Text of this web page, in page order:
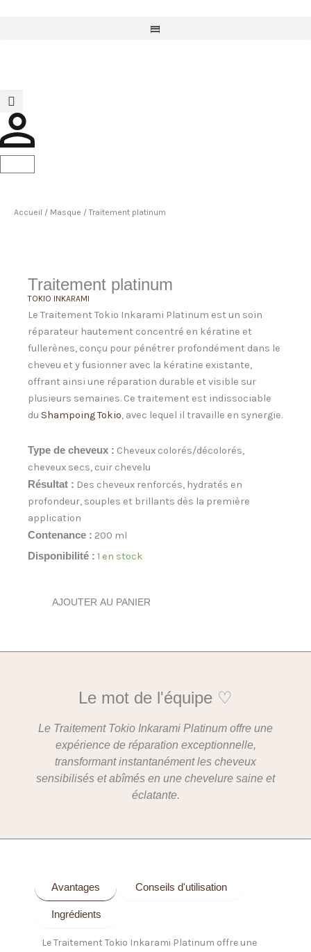
l
l
l
Accueil / Masque / Traitement platinum
Traitement platinum
TOKIO INKARAMI
Le Traitement Tokio Inkarami Platinum est un soin
réparateur hautement concentré en kératine et
fullerènes, conçu pour pénétrer profondément dans le
cheveu et y fusionner avec la kératine existante,
offrant ainsi une réparation durable et visible sur
plusieurs semaines. Ce traitement est indissociable
du Shampoing Tokio, avec lequel il travaille en synergie.
Type de cheveux : Cheveux colorés/décolorés,
cheveux secs, cuir chevelu
Résultat : Des cheveux renforcés, hydratés en
profondeur, souples et brillants dès la première
application
Contenance : 200 ml
Disponibilité : 1 en stock
quantité
platinum
AJOUTER AU PANIER
Le mot de l'équipe ♡
Le Traitement Tokio Inkarami Platinum offre une
expérience de réparation exceptionnelle,
transformant instantanément les cheveux
sensibilisés et abîmés en une chevelure saine et
éclatante.
Avantages Conseils d'utilisation
Ingrédients
Le Traitement Tokio Inkarami Platinum offre une